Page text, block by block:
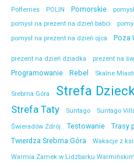
Polferries POLIN Pomorskie
pomysł na prezent na dzień babci
pomysł na prezent na dzień ojca
Poza
prezent na dzień dziadka prezent na
Programowanie Rebel Skalne
Srebrna Góra Strefa
Strefa Taty
Suntago Suntago
Świeradów Zdrój Testowanie Trasy
Twierdza Srebrna Góra
Wakacje z
Warmia Zamek w Lidzbarku Warmińskim